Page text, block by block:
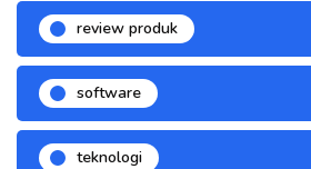
review produk
software
teknologi